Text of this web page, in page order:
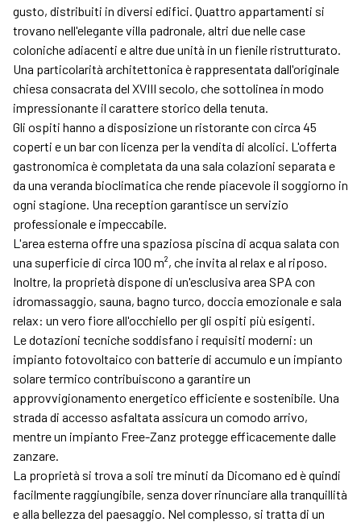
gusto, distribuiti in diversi edifici. Quattro appartamenti si
trovano nell'elegante villa padronale, altri due nelle case
coloniche adiacenti e altre due unità in un fienile ristrutturato.
Una particolarità architettonica è rappresentata dall'originale
chiesa consacrata del XVIII secolo, che sottolinea in modo
impressionante il carattere storico della tenuta.
Gli ospiti hanno a disposizione un ristorante con circa 45
coperti e un bar con licenza per la vendita di alcolici. L'offerta
gastronomica è completata da una sala colazioni separata e
da una veranda bioclimatica che rende piacevole il soggiorno in
ogni stagione. Una reception garantisce un servizio
professionale e impeccabile.
L'area esterna offre una spaziosa piscina di acqua salata con
una superficie di circa 100 m², che invita al relax e al riposo.
Inoltre, la proprietà dispone di un'esclusiva area SPA con
idromassaggio, sauna, bagno turco, doccia emozionale e sala
relax: un vero fiore all'occhiello per gli ospiti più esigenti.
Le dotazioni tecniche soddisfano i requisiti moderni: un
impianto fotovoltaico con batterie di accumulo e un impianto
solare termico contribuiscono a garantire un
approvvigionamento energetico efficiente e sostenibile. Una
strada di accesso asfaltata assicura un comodo arrivo,
mentre un impianto Free-Zanz protegge efficacemente dalle
zanzare.
La proprietà si trova a soli tre minuti da Dicomano ed è quindi
facilmente raggiungibile, senza dover rinunciare alla tranquillità
e alla bellezza del paesaggio. Nel complesso, si tratta di un